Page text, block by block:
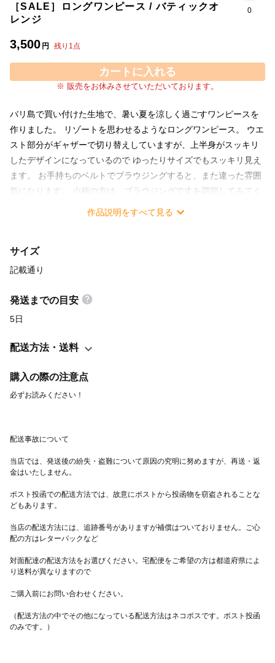
［SALE］ロングワンピース / バティックオ
レンジ
3,500 円 残り 1点
0
カートに入れる
※ 販売をお休みさせていただいております。
バリ島で買い付けた生地で、暑い夏を涼しく過ごすワンピースを
作りました。 リゾートを思わせるようなロングワンピース。 ウエ
スト部分がギャザーで切り替えしていますが、上半身がスッキリ
したデザインになっているので ゆったりサイズでもスッキリ見え
ます。 お手持ちのベルトでブラウジングすると、また違った雰囲
気になります。 小柄の方は、ブラウジングで丈を調節してみてく
ださい。 袖はフレンチスリーブになっているので、多くの方が気
cm 裾幅：９５cm 着丈：１２１cm
作品説明をすべて見る
サイズ
記載通り
発送までの目安
5日
配送方法・送料
購入の際の注意点
当店では、発送後の紛失・盗難について原因の究明に努めますが、再送・返
ポスト投函での配送方法では、故意にポストから投函物を窃盗されることな
当店の配送方法には、追跡番号がありますが補償はついておりません。ご心
対面配達の配送方法をお選びください。宅配便をご希望の方は都道府県によ
（配送方法の中でその他になっている配送方法はネコポスです。ポスト投函